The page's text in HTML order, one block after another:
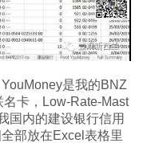
是我的BNZ
卡，Low-Rate-Mast
国内的建设银行信用
部放在Excel表格里